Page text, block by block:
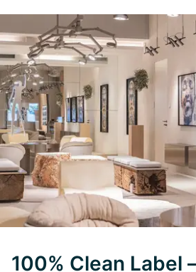
100% Clean Label